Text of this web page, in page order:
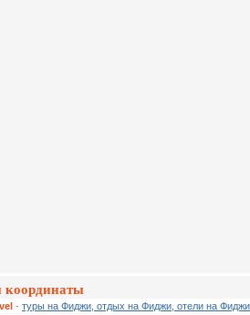
- туры на Фиджи, отдых на Фиджи, отели на